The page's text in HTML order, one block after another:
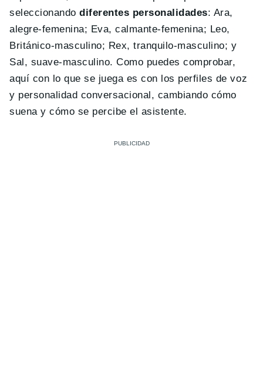
seleccionandodiferentes personalidades: Ara,
alegre-femenina; Eva, calmante-femenina; Leo,
Británico-masculino; Rex, tranquilo-masculino; y
Sal, suave-masculino. Como puedes comprobar,
aquí con lo que se juega es con los perfiles de voz
y personalidad conversacional, cambiando cómo
suena y cómo se percibe el asistente.